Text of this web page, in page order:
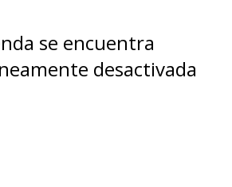
se encuentra
desactivada